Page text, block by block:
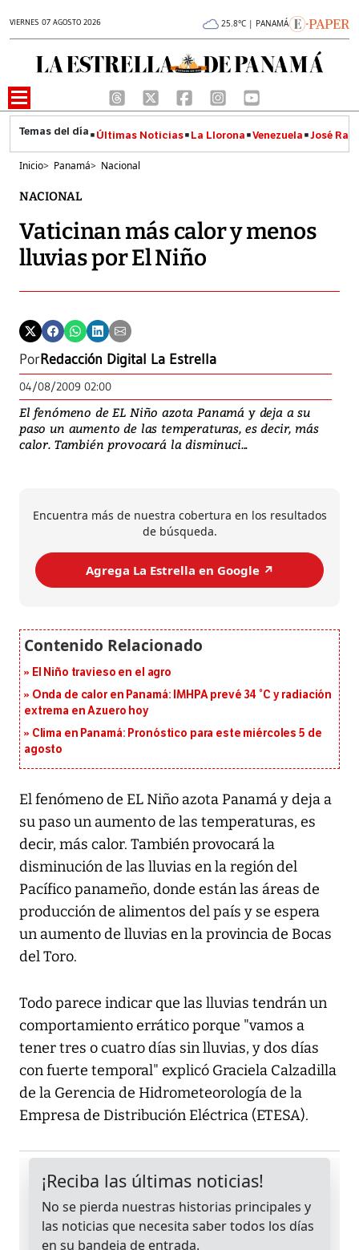
VIERNES 07 AGOSTO 2026 25.8°C | PANAMÁ
Últimas Noticias La Llorona Venezuela José
Inicio> Panamá> Nacional
NACIONAL
Vaticinan más calor y menos
lluvias por El Niño
PorRedacción Digital La Estrella
04/08/2009 02:00
El fenómeno de EL Niño azota Panamá y deja a su
paso un aumento de las temperaturas, es decir, más
calor. También provocará la disminuci...
Encuentra más de nuestra cobertura en los resultados
de búsqueda.
Agrega La Estrella en Google ↗️
El Niño travieso en el agro
Onda de calor en Panamá: IMHPA prevé 34 °C y radiación
extrema en Azuero hoy
Clima en Panamá: Pronóstico para este miércoles 5 de
agosto
El fenómeno de EL Niño azota Panamá y deja a
su paso un aumento de las temperaturas, es
decir, más calor. También provocará la
disminución de las lluvias en la región del
Pacífico panameño, donde están las áreas de
producción de alimentos del país y se espera
un aumento de lluvias en la provincia de Bocas
del Toro.
Todo parece indicar que las lluvias tendrán un
comportamiento errático porque "vamos a
tener tres o cuatro días sin lluvias, y dos días
con fuerte temporal" explicó Graciela Calzadilla
de la Gerencia de Hidrometeorología de la
Empresa de Distribución Eléctrica (ETESA).